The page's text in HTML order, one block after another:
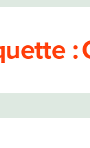
: